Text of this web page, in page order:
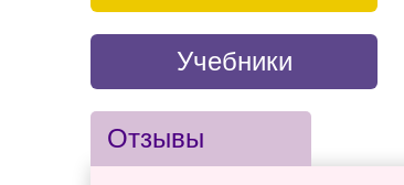
Учебники
Отзывы